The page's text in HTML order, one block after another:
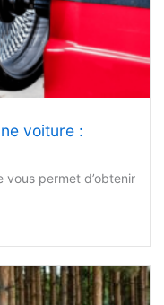
voiture :
vous permet d’obtenir